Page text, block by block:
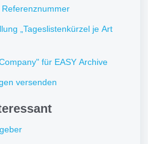
„Tageslistenkürzel je Art
für EASY Archive
versenden